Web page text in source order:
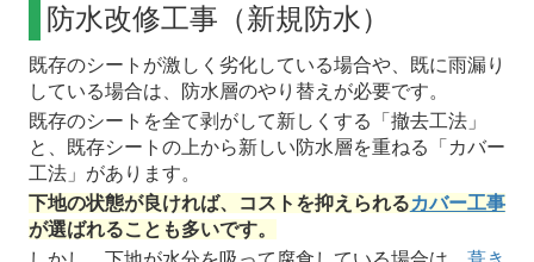
防水改修工事（新規防水）
既存のシートが激しく劣化している場合や、既に雨漏り
している場合は、防水層のやり替えが必要です。
既存のシートを全て剥がして新しくする「撤去工法」
と、既存シートの上から新しい防水層を重ねる「カバー
工法」があります。
下地の状態が良ければ、コストを抑えられるカバー工事
が選ばれることも多いです。